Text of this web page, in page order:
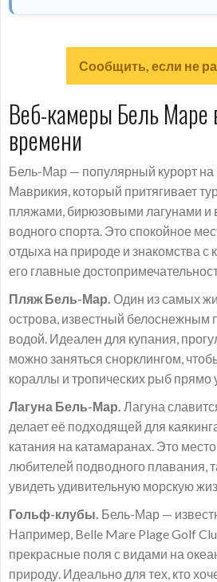
Сообщить, если не
Веб-камеры Бель Маре
времени
Бель-Мар — популярный курорт
Маврикия, который притягивает
пляжами, бирюзовыми лагунами и
водного спорта. Это спокойное
отдыха на природе и знакомства с
его главные
Пляж Бель-Мар. Один из самых
острова, известный белоснежным
водой. Идеален для купания,
можно заняться снорклингом,
кораллы и тропических рыб прямо
Лагуна Бель-Мар. Лагуна
делает её подходящей для
катания на катамаранах. Это
любителей подводного плавания,
увидеть удивительную морскую
Гольф-клубы. Бель-Мар —
Например, Belle Mare Plage Golf
прекрасные поля с видами на
природу. Идеально для тех, кто